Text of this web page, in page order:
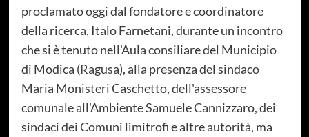
proclamato oggi dal fondatore e coordinatore
della ricerca, Italo Farnetani, durante un incontro
che si è tenuto nell'Aula consiliare del Municipio
di Modica (Ragusa), alla presenza del sindaco
Maria Monisteri Caschetto, dell'assessore
comunale all'Ambiente Samuele Cannizzaro, dei
sindaci dei Comuni limitrofi e altre autorità, ma